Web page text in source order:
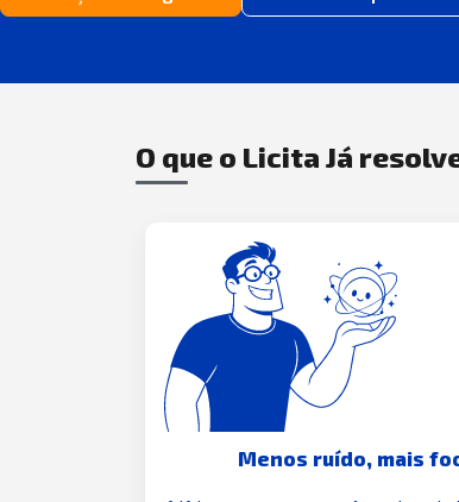
O que o Licita Já
Menos ruído, mais